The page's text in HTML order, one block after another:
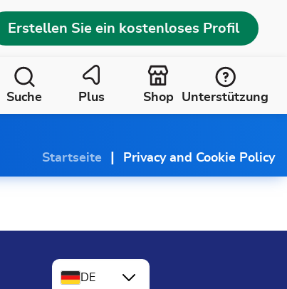
Erstellen Sie ein kostenloses Profil
Suche Plus Shop Unterstützung
Startseite Privacy and Cookie Policy
DE